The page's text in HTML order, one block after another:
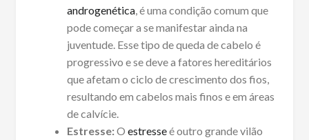
androgenética, é uma condição comum que
pode começar a se manifestar ainda na
juventude. Esse tipo de queda de cabelo é
progressivo e se deve a fatores hereditários
que afetam o ciclo de crescimento dos fios,
resultando em cabelos mais finos e em áreas
de calvície.
Estresse:O estresseé outro grande vilão